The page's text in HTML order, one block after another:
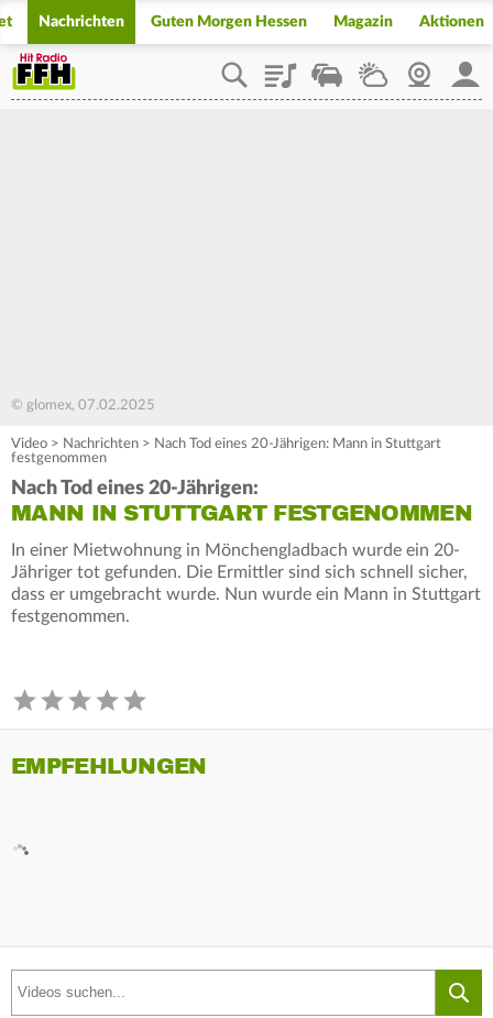
Nachrichten Guten Morgen Hessen Magazin Aktionen
PlaylistStaupilotWetterWebcam
© glomex, 07.02.2025
Video > Nachrichten > Nach Tod eines 20-Jährigen: Mann in Stuttgart
festgenommen
Nach Tod eines 20-Jährigen:
MANN IN STUTTGART FESTGENOMMEN
In einer Mietwohnung in Mönchengladbach wurde ein 20-
Jähriger tot gefunden. Die Ermittler sind sich schnell sicher,
dass er umgebracht wurde. Nun wurde ein Mann in Stuttgart
festgenommen.
EMPFEHLUNGEN